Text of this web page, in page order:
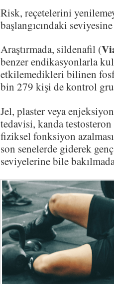
Risk, reçetelerini
başlangıcındaki
Araştırmada, sildenafil (
benzer endikasyonlarla
etkilemedikleri bilinen
bin 279 kişi de kontrol
Jel, plaster veya
tedavisi, kanda
fiziksel fonksiyon
son senelerde giderek
seviyelerine bile